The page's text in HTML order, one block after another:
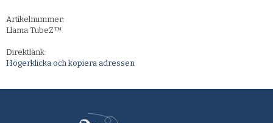
Artikelnummer:
Llama TubeZ™
Direktlänk:
Högerklicka och kopiera adressen